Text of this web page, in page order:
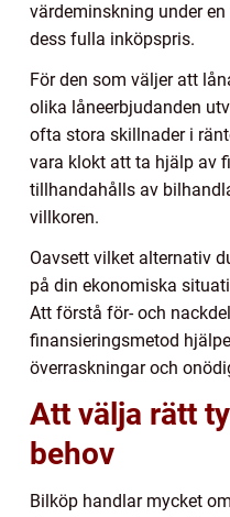
värdeminskning under
dess fulla inköpspris.
För den som väljer att
olika låneerbjudanden
ofta stora skillnader i
vara klokt att ta hjälp av
tillhandahålls av
villkoren.
Oavsett vilket alternativ
på din ekonomiska
Att förstå för- och
finansieringsmetod
överraskningar och
Att välja rätt
behov
Bilköp handlar mycket